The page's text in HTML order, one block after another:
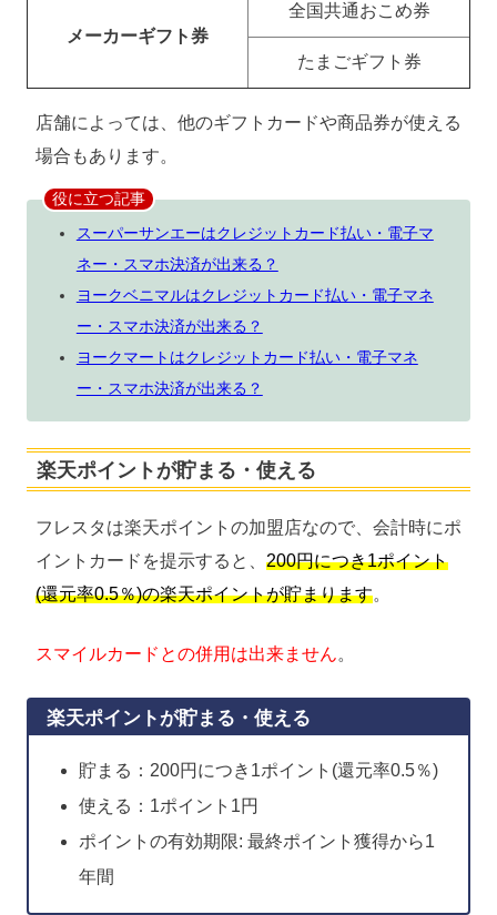
メーカーギフト券
全国共通おこめ券
たまごギフト券
店舗によっては、他のギフトカードや商品券が使える
場合もあります。
役に立つ記事
スーパーサンエーはクレジットカード払い・電子マ
ネー・スマホ決済が出来る？
ヨークベニマルはクレジットカード払い・電子マネ
ー・スマホ決済が出来る？
ヨークマートはクレジットカード払い・電子マネ
ー・スマホ決済が出来る？
楽天ポイントが貯まる・使える
フレスタは楽天ポイントの加盟店なので、会計時にポ
イントカードを提示すると、 200円につき1ポイント
(還元率0.5％)の楽天ポイントが貯まります。
スマイルカードとの併用は出来ません。
楽天ポイントが貯まる・使える
貯まる：200円につき1ポイント(還元率0.5％)
使える：1ポイント1円
ポイントの有効期限: 最終ポイント獲得から1
年間